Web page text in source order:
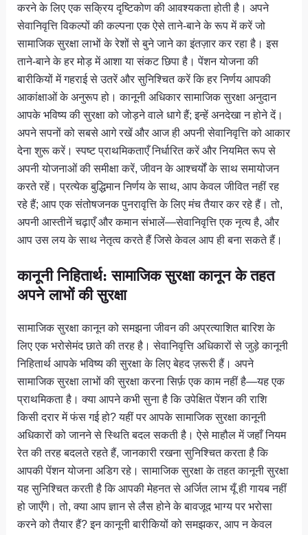
करने के लिए एक सक्रिय दृष्टिकोण की आवश्यकता होती है। अपने
सेवानिवृत्ति विकल्पों की कल्पना एक ऐसे ताने-बाने के रूप में करें जो
सामाजिक सुरक्षा लाभों के रेशों से बुने जाने का इंतज़ार कर रहा है। इस
ताने-बाने के हर मोड़ में आशा या संकट छिपा है। पेंशन योजना की
बारीकियों में गहराई से उतरें और सुनिश्चित करें कि हर निर्णय आपकी
आकांक्षाओं के अनुरूप हो। कानूनी अधिकार सामाजिक सुरक्षा अनुदान
आपके भविष्य की सुरक्षा को जोड़ने वाले धागे हैं; इन्हें अनदेखा न होने दें।
अपने सपनों को सबसे आगे रखें और आज ही अपनी सेवानिवृत्ति को आकार
देना शुरू करें। स्पष्ट प्राथमिकताएँ निर्धारित करें और नियमित रूप से
अपनी योजनाओं की समीक्षा करें, जीवन के आश्चर्यों के साथ समायोजन
करते रहें। प्रत्येक बुद्धिमान निर्णय के साथ, आप केवल जीवित नहीं रह
रहे हैं; आप एक संतोषजनक पुनरावृत्ति के लिए मंच तैयार कर रहे हैं। तो,
अपनी आस्तीनें चढ़ाएँ और कमान संभालें—सेवानिवृत्ति एक नृत्य है, और
आप उस लय के साथ नेतृत्व करते हैं जिसे केवल आप ही बना सकते हैं।
कानूनी निहितार्थ: सामाजिक सुरक्षा कानून के तहत
अपने लाभों की सुरक्षा
सामाजिक सुरक्षा कानून को समझना जीवन की अप्रत्याशित बारिश के
लिए एक भरोसेमंद छाते की तरह है। सेवानिवृत्ति अधिकारों से जुड़े कानूनी
निहितार्थ आपके भविष्य की सुरक्षा के लिए बेहद ज़रूरी हैं। अपने
सामाजिक सुरक्षा लाभों की सुरक्षा करना सिर्फ़ एक काम नहीं है—यह एक
प्राथमिकता है। क्या आपने कभी सुना है कि उपेक्षित पेंशन की राशि
किसी दरार में फंस गई हो? यहीं पर आपके सामाजिक सुरक्षा कानूनी
अधिकारों को जानने से स्थिति बदल सकती है। ऐसे माहौल में जहाँ नियम
रेत की तरह बदलते रहते हैं, जानकारी रखना सुनिश्चित करता है कि
आपकी पेंशन योजना अडिग रहे। सामाजिक सुरक्षा के तहत कानूनी सुरक्षा
यह सुनिश्चित करती है कि आपकी मेहनत से अर्जित लाभ यूँ ही गायब नहीं
हो जाएँगे। तो, क्या आप ज्ञान से लैस होने के बावजूद भाग्य पर भरोसा
करने को तैयार हैं? इन कानूनी बारीकियों को समझकर, आप न केवल